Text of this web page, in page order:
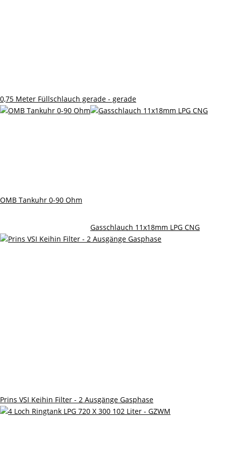
0,75 Meter Füllschlauch gerade - gerade
OMB Tankuhr 0-90 Ohm
Gasschlauch 11x18mm LPG CNG
Prins VSI Keihin Filter - 2 Ausgänge Gasphase